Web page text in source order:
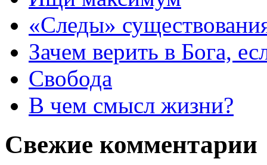
«Следы»
Зачем верить в Бога,
Свобода
В чем смысл жизни?
Свежие комментарии